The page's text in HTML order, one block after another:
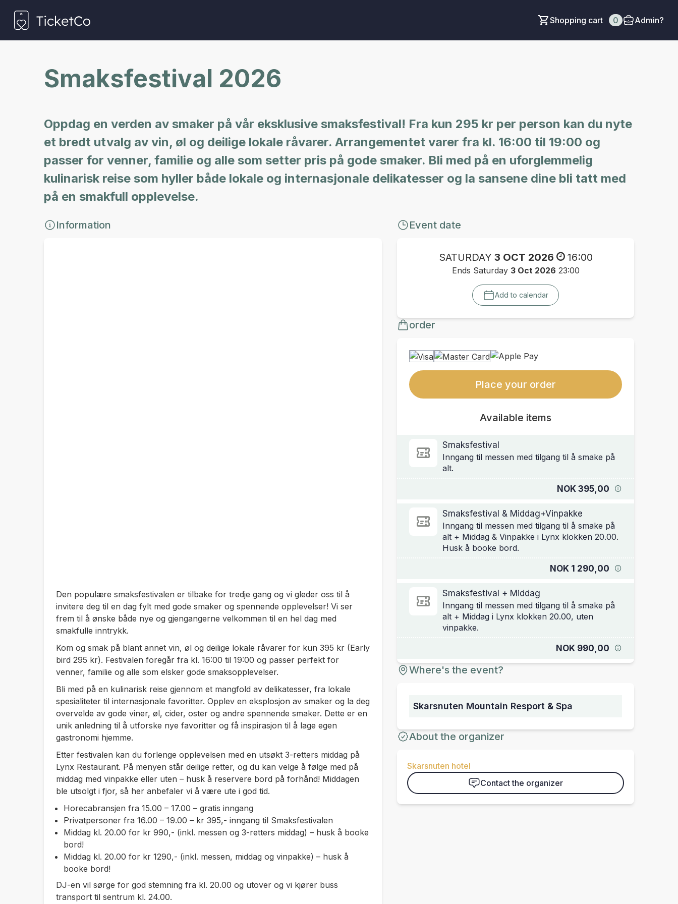
Shopping cart 0 Admin?
Smaksfestival 2026
Oppdag en verden av smaker på vår eksklusive smaksfestival! Fra kun 295 kr per person kan du nyte
et bredt utvalg av vin, øl og deilige lokale råvarer. Arrangementet varer fra kl. 16:00 til 19:00 og
passer for venner, familie og alle som setter pris på gode smaker. Bli med på en uforglemmelig
kulinarisk reise som hyller både lokale og internasjonale delikatesser og la sansene dine bli tatt med
på en smakfull opplevelse.
Information
Den populære smaksfestivalen er tilbake for tredje gang og vi gleder oss til å
invitere deg til en dag fylt med gode smaker og spennende opplevelser! Vi ser
frem til å ønske både nye og gjengangerne velkommen til en hel dag med
smakfulle inntrykk.
Kom og smak på blant annet vin, øl og deilige lokale råvarer for kun 395 kr (Early
bird 295 kr). Festivalen foregår fra kl. 16:00 til 19:00 og passer perfekt for
venner, familie og alle som elsker gode smaksopplevelser.
Bli med på en kulinarisk reise gjennom et mangfold av delikatesser, fra lokale
spesialiteter til internasjonale favoritter. Opplev en eksplosjon av smaker og la deg
overvelde av gode viner, øl, cider, oster og andre spennende smaker. Dette er en
unik anledning til å utforske nye favoritter og få inspirasjon til å lage egen
gastronomi hjemme.
Etter festivalen kan du forlenge opplevelsen med en utsøkt 3-retters middag på
Lynx Restaurant. På menyen står deilige retter, og du kan velge å følge med på
middag med vinpakke eller uten – husk å reservere bord på forhånd! Middagen
ble utsolgt i fjor, så her anbefaler vi å være ute i god tid.
Horecabransjen fra 15.00 – 17.00 – gratis inngang
Privatpersoner fra 16.00 – 19.00 – kr 395,- inngang til Smaksfestivalen
Middag kl. 20.00 for kr 990,- (inkl. messen og 3-retters middag) – husk å booke
bord!
Middag kl. 20.00 for kr 1290,- (inkl. messen, middag og vinpakke) – husk å
booke bord!
DJ-en vil sørge for god stemning fra kl. 20.00 og utover og vi kjører buss
transport til sentrum kl. 24.00.
Event date
SATURDAY 3 OCT 2026 16:00
Ends Saturday 3 Oct 2026 23:00
Add to calendar
order
Place your order
Available items
Smaksfestival
Inngang til messen med tilgang til å smake på
alt.
NOK 395,00
Smaksfestival & Middag+Vinpakke
Inngang til messen med tilgang til å smake på
alt + Middag & Vinpakke i Lynx klokken 20.00.
Husk å booke bord.
NOK 1 290,00
Smaksfestival + Middag
Inngang til messen med tilgang til å smake på
alt + Middag i Lynx klokken 20.00, uten
vinpakke.
NOK 990,00
Where's the event?
Skarsnuten Mountain Resport & Spa
About the organizer
Skarsnuten hotel
Contact the organizer